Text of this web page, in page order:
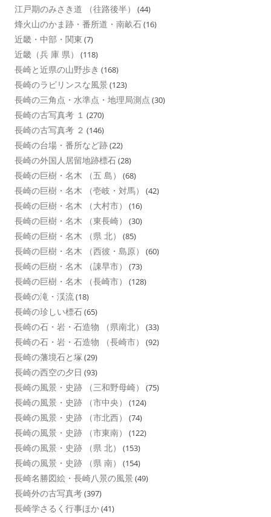
江戸期のみさき道 （往路後半） (44)
烽火山のかま跡・番所道・南畝石(16)
近畿・中部・関東 (7)
近畿（兵 庫 県） (118)
長崎と近県の山野歩き (168)
長崎のラビリンスな風景 (123)
長崎の三角点・水準点・地理局測点 (30)
長崎の古写真考 １ (270)
長崎の古写真考 ２ (146)
長崎の台場・番所など跡(22)
長崎の外国人居留地跡標石(28)
長崎の巨樹・名木 （五 島） (68)
長崎の巨樹・名木 （壱岐・対馬） (42)
長崎の巨樹・名木 （大村市） (16)
長崎の巨樹・名木 （東長崎） (30)
長崎の巨樹・名木 （県 北） (85)
長崎の巨樹・名木 （西彼・島原） (60)
長崎の巨樹・名木 （諌早市） (73)
長崎の巨樹・名木 （長崎市） (128)
長崎の滝・渓流(18)
長崎の珍しい標石(65)
長崎の石・岩・石造物 （県南北） (33)
長崎の石・岩・石造物 （長崎市） (92)
長崎の藩境石と塚 (29)
長崎の西空の夕日 (93)
長崎の風景・史跡 （三和野母崎） (75)
長崎の風景・史跡 （市中央） (124)
長崎の風景・史跡 （市北西） (74)
長崎の風景・史跡 （市東南） (122)
長崎の風景・史跡 （県 北） (153)
長崎の風景・史跡 （県 南） (154)
長崎名勝図絵・長崎八景の風景 (49)
長崎外の古写真考(397)
長崎学さるく行事ほか(41)